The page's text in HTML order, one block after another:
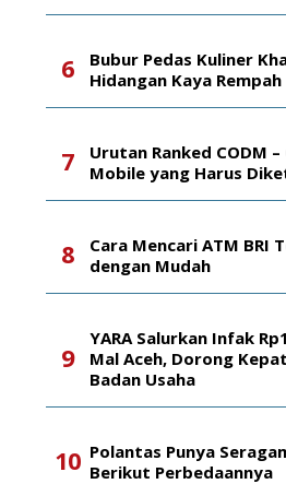
Bubur Pedas Kuliner
Hidangan Kaya
Urutan Ranked CODM
Mobile yang Harus
Cara Mencari ATM BRI
dengan Mudah
YARA Salurkan Infak
Mal Aceh, Dorong
Badan Usaha
Polantas Punya
Berikut Perbedaannya